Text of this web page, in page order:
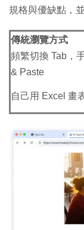
規格與優缺點，
傳統瀏覽方式
頻繁切換 Tab，
& Paste
自己用 Excel 畫